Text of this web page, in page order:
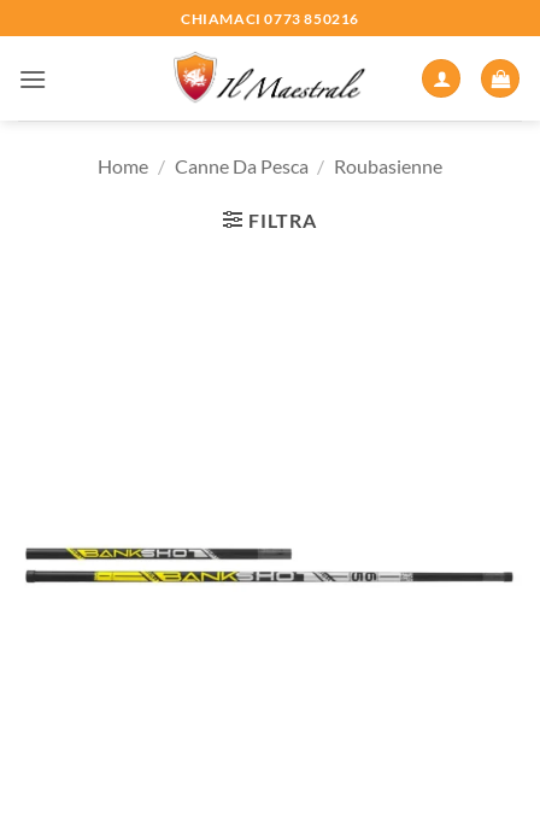
ai
contenuti
CHIAMACI 0773 850216
Home / Canne Da Pesca / Roubasienne
FILTRA